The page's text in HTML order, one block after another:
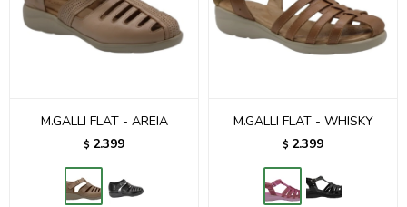
M.GALLI FLAT - AREIA
$ 2.399
M.GALLI FLAT - WHISKY
$ 2.399